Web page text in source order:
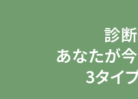
診
あなたが
3タイ